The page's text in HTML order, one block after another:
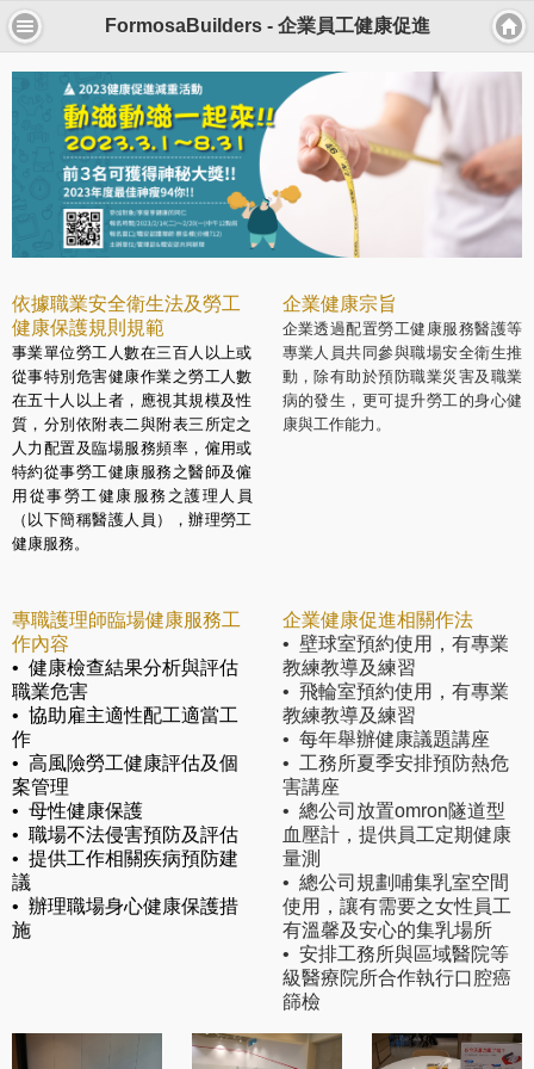
FormosaBuilders - 企業員工健康促進
依據職業安全衛生法及勞工
健康保護規則規範
事業單位勞工人數在三百人以上或
從事特別危害健康作業之勞工人數
在五十人以上者，應視其規模及性
質，分別依附表二與附表三所定之
人力配置及臨場服務頻率，僱用或
特約從事勞工健康服務之醫師及僱
用從事勞工健康服務之護理人員
（以下簡稱醫護人員），辦理勞工
健康服務。
企業健康宗旨
企業透過配置勞工健康服務醫護等
專業人員共同參與職場安全衛生推
動，除有助於預防職業災害及職業
病的發生，更可提升勞工的身心健
康與工作能力。
專職護理師臨場健康服務工
作內容
• 健康檢查結果分析與評估
職業危害
• 協助雇主適性配工適當工
作
• 高風險勞工健康評估及個
案管理
• 母性健康保護
• 職場不法侵害預防及評估
• 提供工作相關疾病預防建
議
• 辦理職場身心健康保護措
施
企業健康促進相關作法
• 壁球室預約使用，有專業
教練教導及練習
• 飛輪室預約使用，有專業
教練教導及練習
• 每年舉辦健康議題講座
• 工務所夏季安排預防熱危
害講座
• 總公司放置omron隧道型
血壓計，提供員工定期健康
量測
• 總公司規劃哺集乳室空間
使用，讓有需要之女性員工
有溫馨及安心的集乳場所
• 安排工務所與區域醫院等
級醫療院所合作執行口腔癌
篩檢